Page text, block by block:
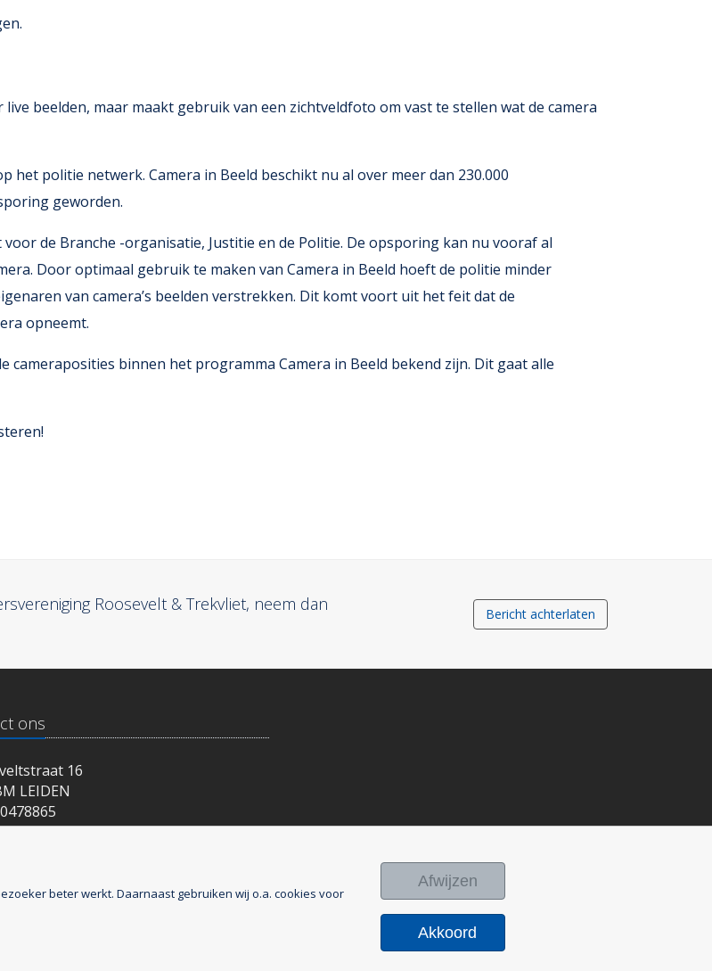
beelden, maar maakt gebruik van een zichtveldfoto om vast te stellen wat de camera
het politie netwerk. Camera in Beeld beschikt nu al over meer dan 230.000
geworden.
de Branche -organisatie, Justitie en de Politie. De opsporing kan nu vooraf al
Door optimaal gebruik te maken van Camera in Beeld hoeft de politie minder
van camera’s beelden verstrekken. Dit komt voort uit het feit dat de
opneemt.
binnen het programma Camera in Beeld bekend zijn. Dit gaat alle
Roosevelt & Trekvliet, neem dan
Bericht achterlaten
ons
16
LEIDEN
beter werkt. Daarnaast gebruiken wij o.a. cookies voor
Afwijzen
Akkoord